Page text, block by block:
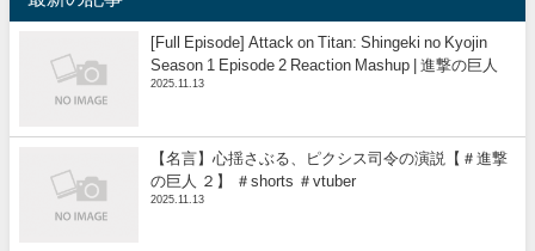
[Full Episode] Attack on Titan: Shingeki no Kyojin
Season 1 Episode 2 Reaction Mashup | 進撃の巨人
2025.11.13
【名言】心揺さぶる、ピクシス司令の演説【＃進撃
の巨人 ２】 ＃shorts ＃vtuber
2025.11.13